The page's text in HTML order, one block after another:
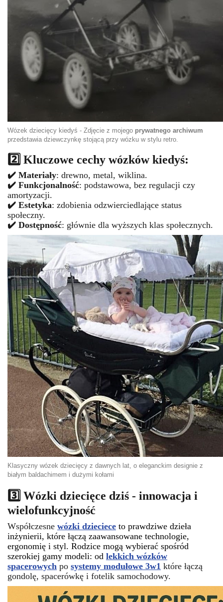
Wózek dziecięcy kiedyś - Zdjęcie z mojego prywatnego archiwum
przedstawia dziewczynkę stojącą przy wózku w stylu retro.
2️⃣ Kluczowe cechy wózków kiedyś:
✔️ Materiały: drewno, metal, wiklina.
✔️ Funkcjonalność: podstawowa, bez regulacji czy
amortyzacji.
✔️ Estetyka: zdobienia odzwierciedlające status
społeczny.
✔️ Dostępność: głównie dla wyższych klas społecznych.
Klasyczny wózek dziecięcy z dawnych lat, o eleganckim designie z
białym baldachimem i dużymi kołami
3️⃣ Wózki dziecięce dziś - innowacja i
wielofunkcyjność
Współczesne wózki dzieciece to prawdziwe dzieła
inżynierii, które łączą zaawansowane technologie,
ergonomię i styl. Rodzice mogą wybierać spośród
szerokiej gamy modeli: od lekkich wózków
spacerowych po systemy modułowe 3w1 które łączą
gondolę, spacerówkę i fotelik samochodowy.